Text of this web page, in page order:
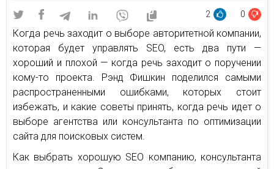
2 0
Когда речь заходит о выборе авторитетной компании,
которая будет управлять SEO, есть два пути —
хороший и плохой — когда речь заходит о поручении
кому-то проекта. Рэнд Фишкин поделился самыми
распространенными ошибками, которых стоит
избежать, и какие советы принять, когда речь идет о
выборе агентства или консультанта по оптимизации
сайта для поисковых систем.
Как выбрать хорошую SEO компанию, консультанта